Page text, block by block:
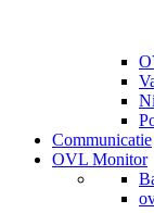
Communicatie
OVL Monitor